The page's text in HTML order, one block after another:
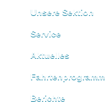
Unsere Sektion
Service
Aktuelles
Fahrtenprogramm
Berichte